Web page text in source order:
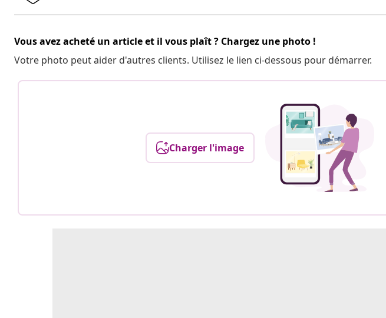
Vous avez acheté un article et il vous plaît ? Chargez une photo !
Votre photo peut aider d'autres clients. Utilisez le lien ci-dessous pour démarrer.
Charger l'image